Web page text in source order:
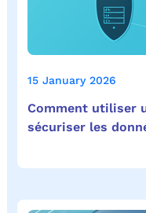
15 January 2026
Comment utiliser
sécuriser les